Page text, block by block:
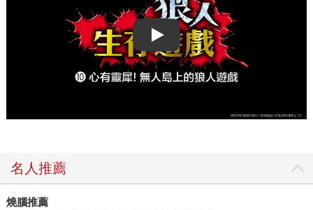
Play video
名人推薦
燒腦推薦